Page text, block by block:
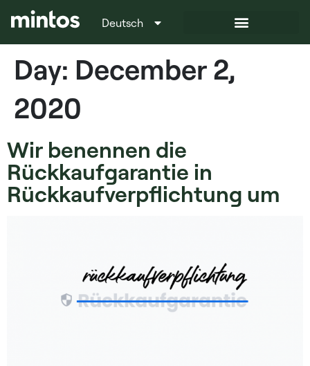
Deutsch
Italiano
Day: December 2,
2020
Wir benennen die
Rückkaufgarantie in
Rückkaufverpflichtung um